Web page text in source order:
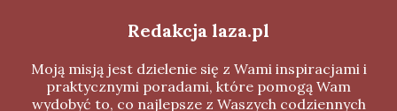
Redakcja laza.pl
Moją misją jest dzielenie się z Wami inspiracjami i
praktycznymi poradami, które pomogą Wam
wydobyć to, co najlepsze z Waszych codziennych